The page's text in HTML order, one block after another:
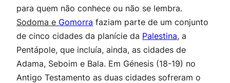
para quem não conhece ou não se lembra.
Sodoma e Gomorra faziam parte de um conjunto
de cinco cidades da planície da Palestina, a
Pentápole, que incluía, ainda, as cidades de
Adama, Seboim e Bala. Em Génesis (18-19) no
Antigo Testamento as duas cidades sofreram o